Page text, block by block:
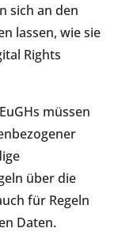
sich an den
lassen, wie sie
Rights
müssen
über die
für Regeln
Daten.